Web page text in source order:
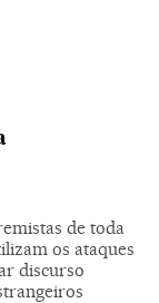
de toda
os ataques
discurso